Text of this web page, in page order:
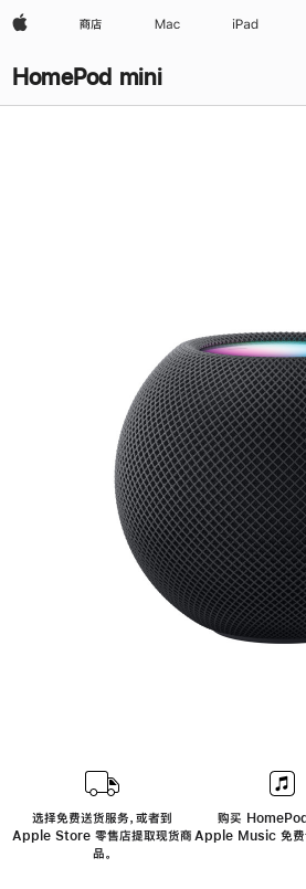
Apple 商店 Mac iPad
HomePod mini
选择免费送货服务，或者到
Apple Store 零售店提取现货商
品。
购买
Apple Music 免费